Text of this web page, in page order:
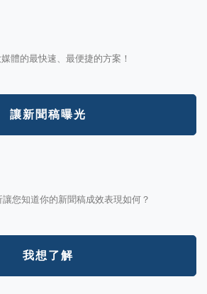
體的最快速、最便捷的方案！
讓新聞稿曝光
您知道你的新聞稿成效表現如何？
我想了解